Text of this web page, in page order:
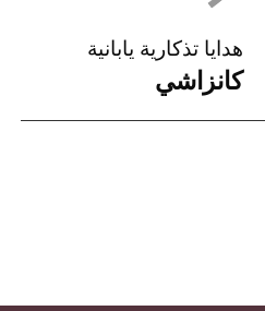
هدايا تذكارية يابانية
كانزاشي